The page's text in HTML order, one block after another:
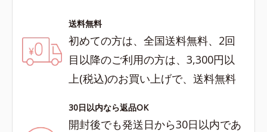
送料無料
初めての方は、全国送料無料、2回
目以降のご利用の方は、3,300円以
上(税込)のお買い上げで、送料無料
30日以内なら返品OK
開封後でも発送日から30日以内であ